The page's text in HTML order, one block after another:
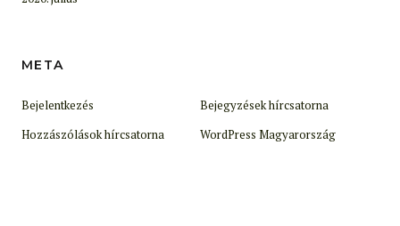
META
Bejelentkezés
Bejegyzések hírcsatorna
Hozzászólások hírcsatorna
WordPress Magyarország